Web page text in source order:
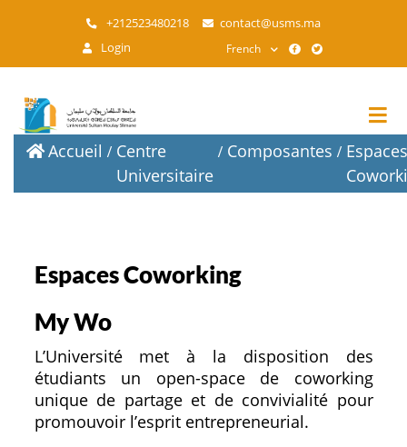
contenu
+212523480218
contact@usms.ma
Login
French
Accueil
Centre
Universitaire
Composantes
Espaces
Espaces Coworking
My Wo
L’Université met à la disposition des
étudiants un open-space de coworking
unique de partage et de convivialité pour
promouvoir l’esprit entrepreneurial.